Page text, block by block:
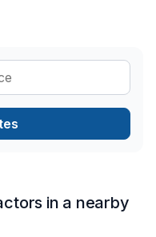
in a nearby